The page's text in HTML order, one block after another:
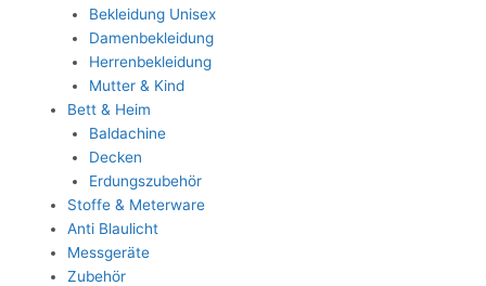
Bekleidung Unisex
Damenbekleidung
Herrenbekleidung
Mutter & Kind
Bett & Heim
Baldachine
Decken
Erdungszubehör
Stoffe & Meterware
Anti Blaulicht
Messgeräte
Zubehör